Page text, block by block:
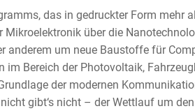
das in gedruckter Form
Mikroelektronik über die
anderem um neue Baustoffe für
im Bereich der Photovoltaik,
der modernen
gibt‘s nicht – der Wettlauf um